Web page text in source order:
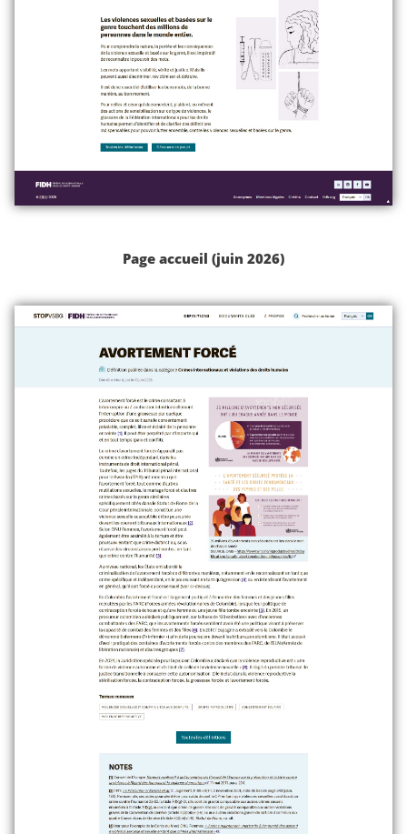
Page accueil (juin 2026)